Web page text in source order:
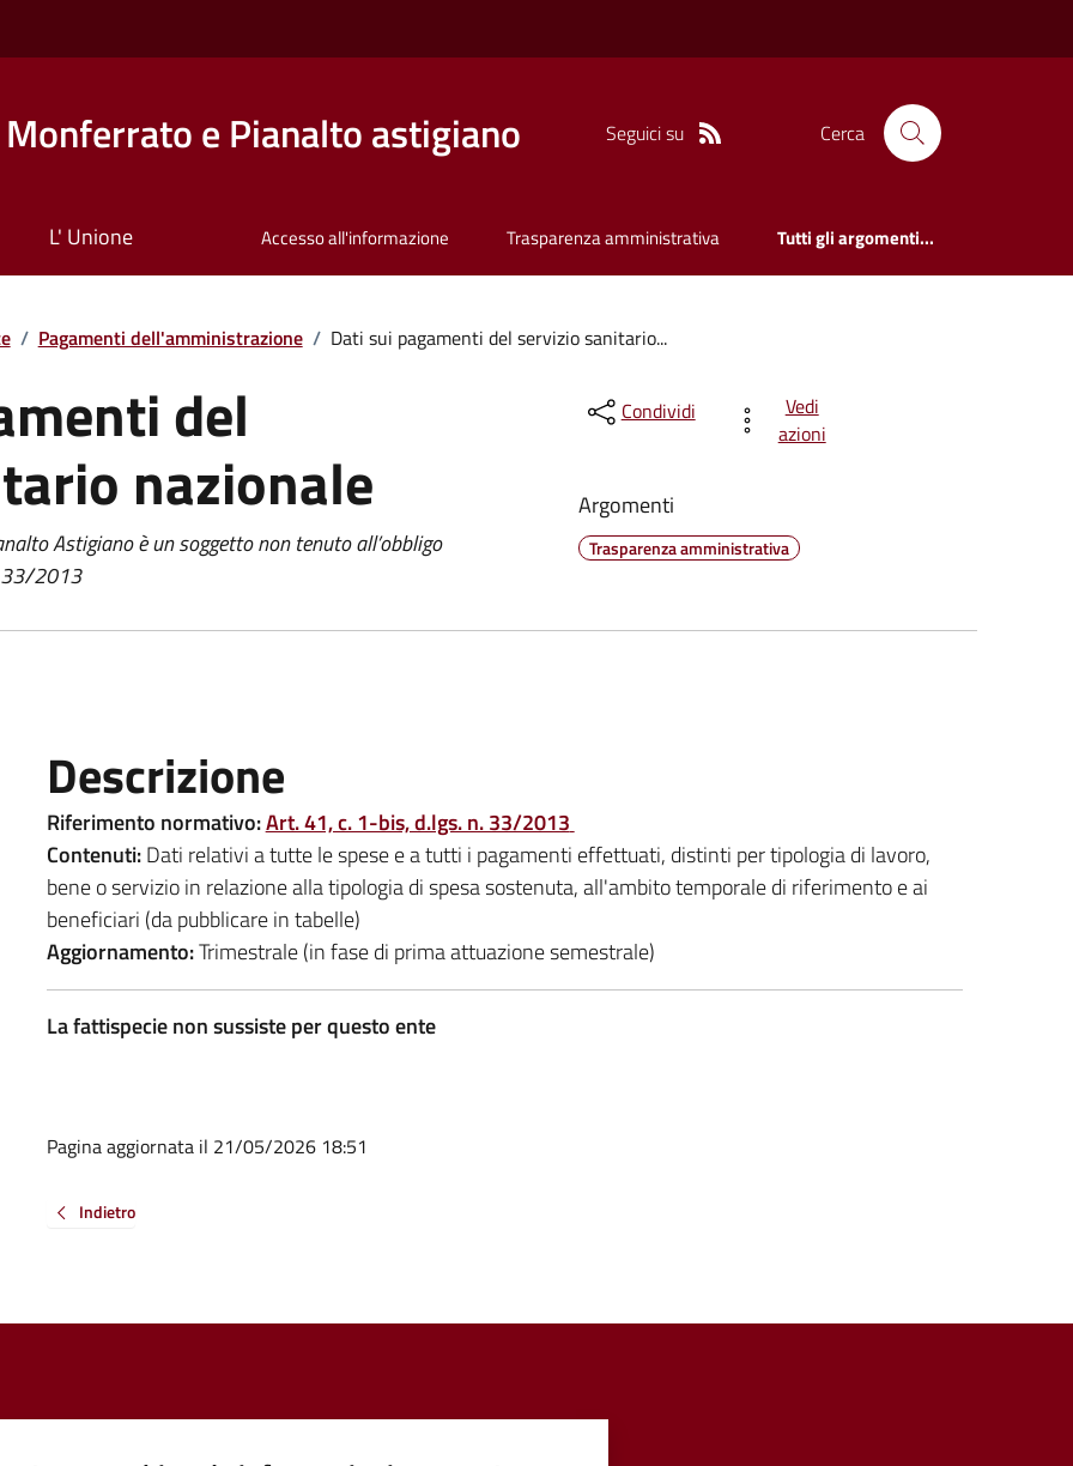
e Pianalto astigiano Seguici su Cerca
L' Unione Accesso all'informazione Trasparenza amministrativa Tutti gli argomenti...
/ Pagamenti dell'amministrazione / Dati sui pagamenti del servizio sanitario...
del
nazionale
Astigiano è un soggetto non tenuto all’obbligo
33/2013
Condividi
Vedi
azioni
Argomenti
Trasparenza amministrativa
Descrizione
Riferimento normativo:Art. 41, c. 1-bis, d.lgs. n. 33/2013
Contenuti:Dati relativi a tutte le spese e a tutti i pagamenti effettuati, distinti per tipologia di lavoro,
bene o servizio in relazione alla tipologia di spesa sostenuta, all'ambito temporale di riferimento e ai
beneficiari (da pubblicare in tabelle)
Aggiornamento:Trimestrale (in fase di prima attuazione semestrale)
La fattispecie non sussiste per questo ente
Pagina aggiornata il 21/05/2026 18:51
Indietro